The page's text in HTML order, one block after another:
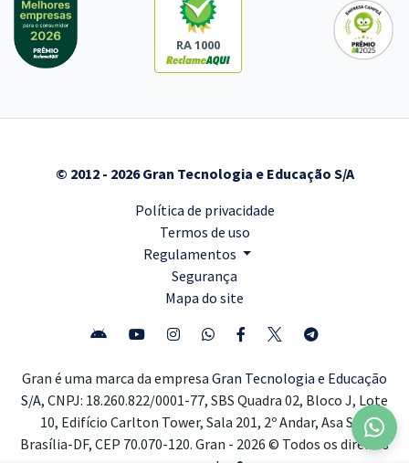
RA 1000
© 2012 - 2026 Gran Tecnologia e Educação S/A
Política de privacidade
Termos de uso
Regulamentos
Segurança
Mapa do site
Gran é uma marca da empresa Gran Tecnologia e Educação
S/A, CNPJ: 18.260.822/0001-77, SBS Quadra 02, Bloco J, Lote
10, Edifício Carlton Tower, Sala 201, 2º Andar, Asa Sul,
Brasília-DF, CEP 70.070-120. Gran - 2026 © Todos os direitos